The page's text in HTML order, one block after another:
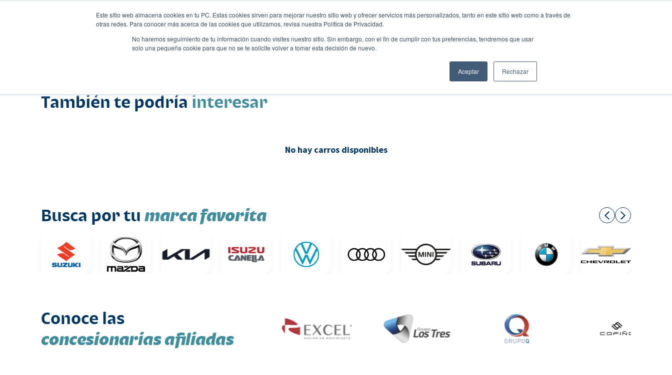
Este sitio web almacena cookies en tu PC. Estas cookies sirven para mejorar nuestro sitio web y ofrecer servicios más personalizados, tanto en este sitio web como a través de
otras redes. Para conocer más acerca de las cookies que utilizamos, revisa nuestra Política de Privacidad.
No haremos seguimiento de tu información cuando visites nuestro sitio. Sin embargo, con el fin de cumplir con tus preferencias, tendremos que usar
solo una pequeña cookie para que no se te solicite volver a tomar esta decisión de nuevo.
Aceptar Rechazar
Compartir:
También te podría interesar
No hay carros disponibles
Busca por tu marca favorita
Conoce las
concesionarias afiliadas